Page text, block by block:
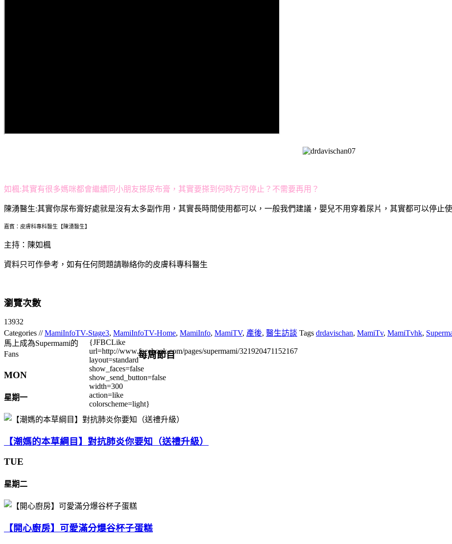
如楓:其實有很多媽咪都會繼續同小朋友搽尿布膏，其實要搽到何時方可停止？不需要再用？
陳湧醫生:其實你尿布膏好處就是沒有太多副作用，其實長時間使用都可以，一般我們建議，嬰兒不用穿着尿片，其實都可以停止
嘉賓：皮膚科專科醫生【陳湧醫生】
主持：陳如楓
資料只可作參考，如有任何問題請聯絡你的皮膚科專科醫生
瀏覽次數
13932
Categories //MamiInfoTV-Stage3, MamiInfoTV-Home, MamiInfo, MamiTV, 產後, 醫生訪談 Tags drdavischan, MamiTv, MamiTvhk,
馬上成為Supermami的
Fans
{JFBCLike
url=http://www.facebook.com/pages/supermami/321920471152167
layout=standard
show_faces=false
show_send_button=false
width=300
action=like
colorscheme=light}
每周節目
MON
星期一
【潮媽的本草綱目】對抗肺炎你要知（送禮升級）
TUE
星期二
【開心廚房】可愛滿分爆谷杯子蛋糕